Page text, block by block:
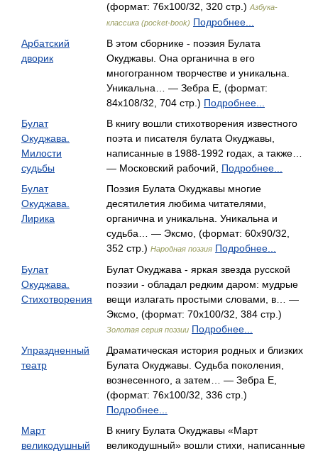
(формат: 76x100/32, 320 стр.) Азбука-
классика (pocket-book) Подробнее...
Арбатский
дворик
В этом сборнике - поэзия Булата
Окуджавы. Она органична в его
многогранном творчестве и уникальна.
Уникальна… — Зебра Е, (формат:
84x108/32, 704 стр.) Подробнее...
Булат
Окуджава.
Милости
судьбы
В книгу вошли стихотворения известного
поэта и писателя булата Окуджавы,
написанные в 1988-1992 годах, а также…
— Московский рабочий, Подробнее...
Булат
Окуджава.
Лирика
Поэзия Булата Окуджавы многие
десятилетия любима читателями,
органична и уникальна. Уникальна и
судьба… — Эксмо, (формат: 60x90/32,
352 стр.) Народная поэзия Подробнее...
Булат
Окуджава.
Стихотворения
Булат Окуджава - яркая звезда русской
поэзии - обладал редким даром: мудрые
вещи излагать простыми словами, в… —
Эксмо, (формат: 70x100/32, 384 стр.)
Золотая серия поэзии Подробнее...
Упраздненный
театр
Драматическая история родных и близких
Булата Окуджавы. Судьба поколения,
вознесенного, а затем… — Зебра Е,
(формат: 76x100/32, 336 стр.)
Подробнее...
Март
великодушный
В книгу Булата Окуджавы «Март
великодушный» вошли стихи, написанные